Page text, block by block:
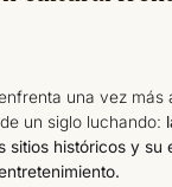
una vez más
un siglo luchando:
sitios históricos y su